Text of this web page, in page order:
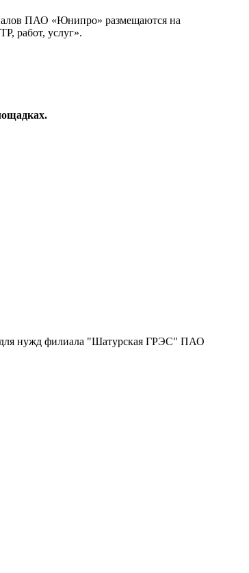
ПАО «Юнипро» размещаются на
работ, услуг».
для нужд филиала "Шатурская ГРЭС" ПАО